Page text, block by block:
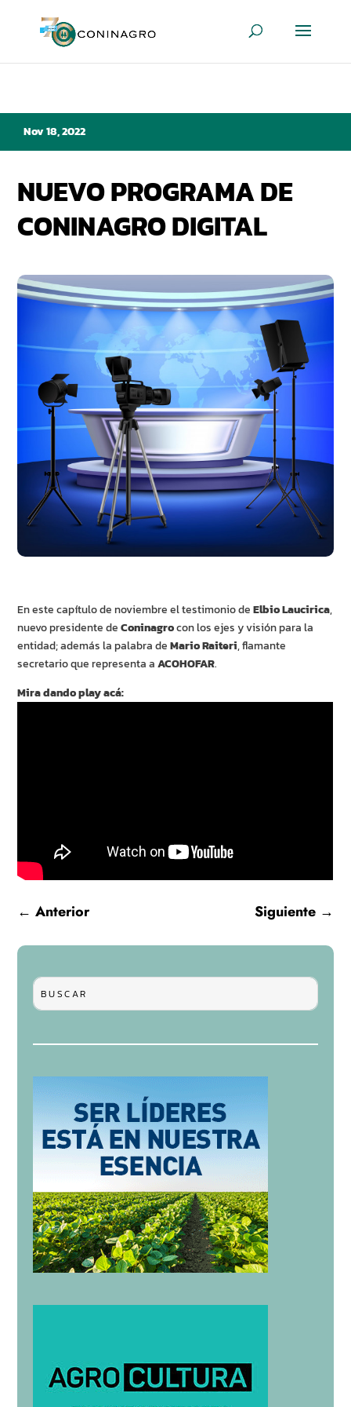
Nov 18, 2022
NUEVO PROGRAMA DE
CONINAGRO DIGITAL
En este capítulo de noviembre el testimonio deElbio Laucirica,
nuevo presidente deConinagrocon los ejes y visión para la
entidad; además la palabra deMario Raiteri, flamante
secretario que representa aACOHOFAR.
Mira dando play acá:
←Anterior Siguiente→